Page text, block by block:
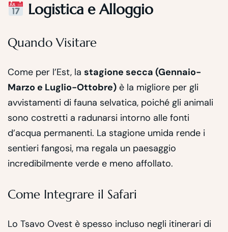
Logistica e Alloggio
Quando Visitare
Come per l’Est, la stagione secca (Gennaio-
Marzo e Luglio-Ottobre) è la migliore per gli
avvistamenti di fauna selvatica, poiché gli animali
sono costretti a radunarsi intorno alle fonti
d’acqua permanenti. La stagione umida rende i
sentieri fangosi, ma regala un paesaggio
incredibilmente verde e meno affollato.
Come Integrare il Safari
Lo Tsavo Ovest è spesso incluso negli itinerari di